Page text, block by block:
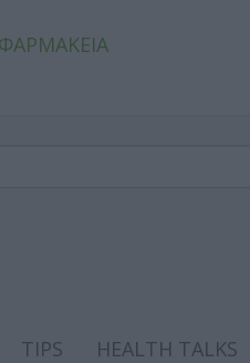
TIPS
HEALTH TALKS